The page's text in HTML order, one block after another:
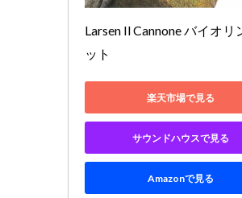
Larsen Il Cannone バイオリ
ット
楽天市場で見る
サウンドハウスで見る
Amazonで見る